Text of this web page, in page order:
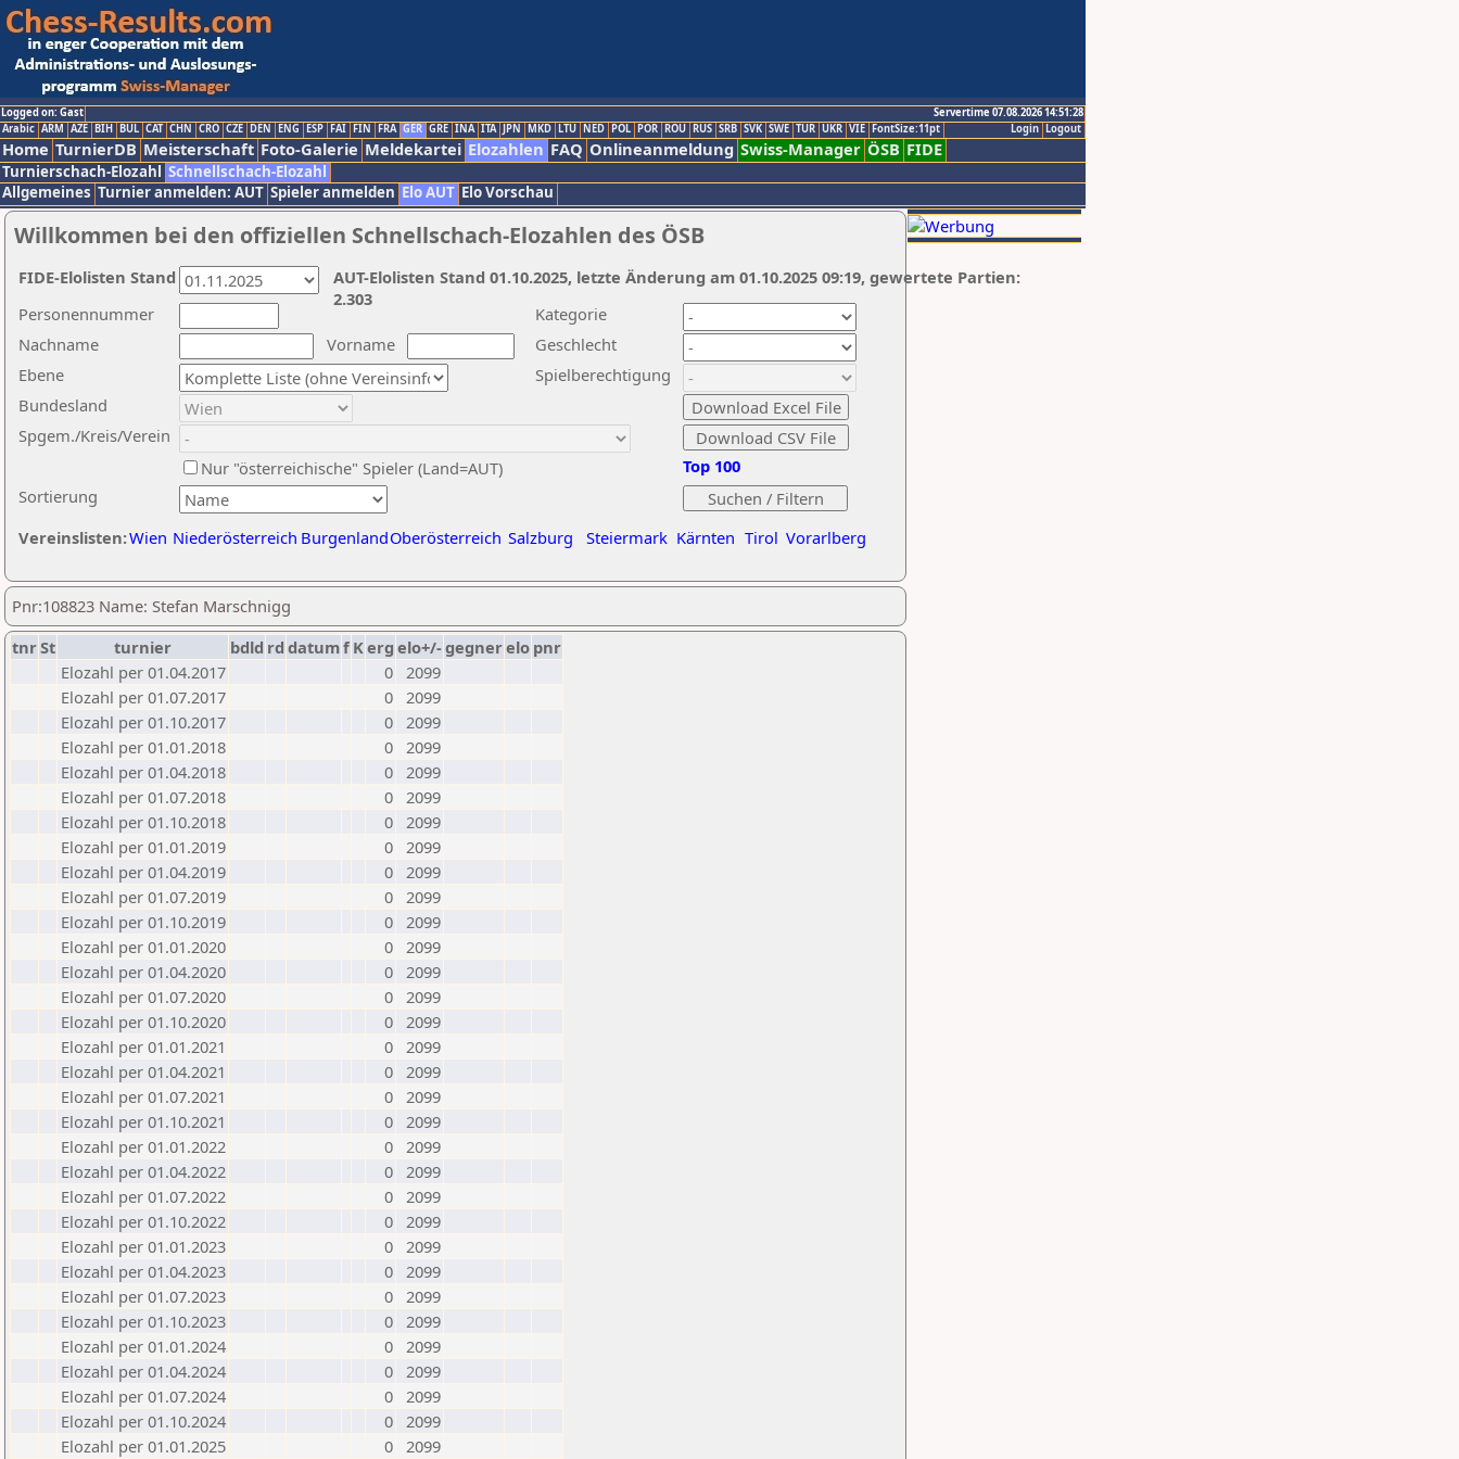
Logged on: Gast
Servertime 07.08.2026 14:51:28
Logout
Login
Arabic ARM AZE BIH BUL CAT CHN CRO CZE DEN ENG ESP FAI FIN FRA GER GRE INA ITA JPN MKD LTU NED POL POR ROU RUS SRB SVK SWE TUR UKR VIE FontSize:11pt
Home TurnierDB Meisterschaft Foto-Galerie Meldekartei Elozahlen FAQ Onlineanmeldung Swiss-Manager ÖSB FIDE
Turnierschach-Elozahl Schnellschach-Elozahl
Allgemeines Turnier anmelden: AUT Spieler anmelden Elo AUT Elo Vorschau
Willkommen bei den offiziellen Schnellschach-Elozahlen des ÖSB
Nachname
Vorname
Ebene
Kategorie
Sortierung
Personennummer
Bundesland
Spgem./Kreis/Verein
Geschlecht
Nur "österreichische" Spieler (Land=AUT)
Spielberechtigung
Vereinslisten:Wien Niederösterreich BurgenlandOberösterreich Salzburg Steiermark Kärnten Tirol Vorarlberg
Top 100
AUT-Elolisten Stand 01.10.2025, letzte Änderung am 01.10.2025 09:19, gewertete Partien:
2.303
FIDE-Elolisten Stand
Pnr:108823 Name: Stefan Marschnigg
tnrSt turnier bdld rd datumf Kerg elo+/-gegnerelo pnr
Elozahl per 01.04.2017
0 2099
Elozahl per 01.07.2017
0 2099
Elozahl per 01.10.2017
0 2099
Elozahl per 01.01.2018
0 2099
Elozahl per 01.04.2018
0 2099
Elozahl per 01.07.2018
0 2099
Elozahl per 01.10.2018
0 2099
Elozahl per 01.01.2019
0 2099
Elozahl per 01.04.2019
0 2099
Elozahl per 01.07.2019
0 2099
Elozahl per 01.10.2019
0 2099
Elozahl per 01.01.2020
0 2099
Elozahl per 01.04.2020
0 2099
Elozahl per 01.07.2020
0 2099
Elozahl per 01.10.2020
0 2099
Elozahl per 01.01.2021
0 2099
Elozahl per 01.04.2021
0 2099
Elozahl per 01.07.2021
0 2099
Elozahl per 01.10.2021
0 2099
Elozahl per 01.01.2022
0 2099
Elozahl per 01.04.2022
0 2099
Elozahl per 01.07.2022
0 2099
Elozahl per 01.10.2022
0 2099
Elozahl per 01.01.2023
0 2099
Elozahl per 01.04.2023
0 2099
Elozahl per 01.07.2023
0 2099
Elozahl per 01.10.2023
0 2099
Elozahl per 01.01.2024
0 2099
Elozahl per 01.04.2024
0 2099
Elozahl per 01.07.2024
0 2099
Elozahl per 01.10.2024
0 2099
Elozahl per 01.01.2025
0 2099